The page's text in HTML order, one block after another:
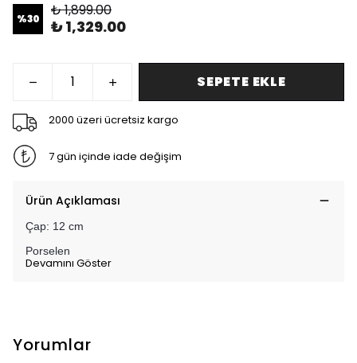
%30 ₺ 1,899.00
₺ 1,329.00
SEPETE EKLE
2000 üzeri ücretsiz kargo
7 gün içinde iade değişim
Ürün Açıklaması
Çap: 12 cm
Porselen
Devamını Göster
Yorumlar